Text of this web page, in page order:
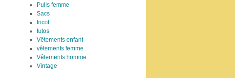
Pulls femme
Sacs
tricot
tutos
Vêtements enfant
vêtements femme
Vêtements homme
Vintage